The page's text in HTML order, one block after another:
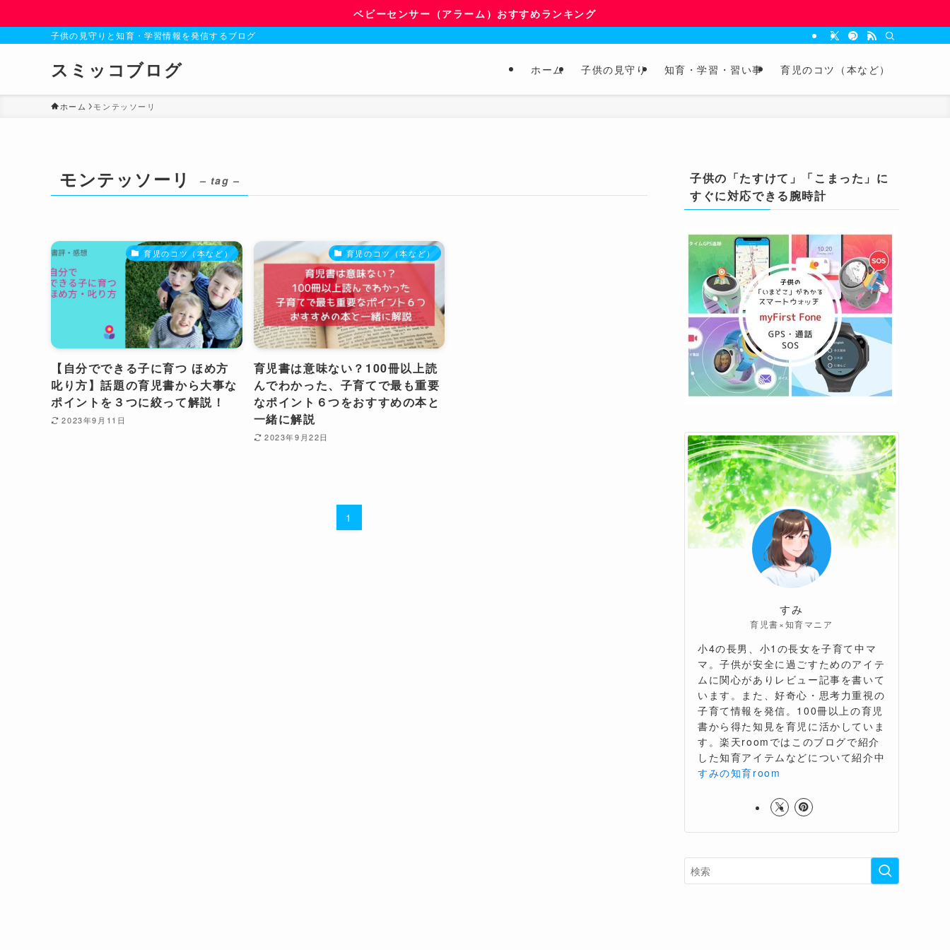
ベビーセンサー（アラーム）おすすめランキング
子供の見守りと知育・学習情報を発信するブログ
スミッコブログ ホーム 子供の見守り 知育・学習・習い事 育児のコツ（本など）
ホーム モンテッソーリ
モンテッソーリ – tag –
育児のコツ（本など）
【自分でできる子に育つ ほめ方
叱り方】話題の育児書から大事な
ポイントを３つに絞って解説！
2023年9月11日
育児のコツ（本など）
育児書は意味ない？100冊以上読
んでわかった、子育てで最も重要
なポイント６つをおすすめの本と
一緒に解説
2023年9月22日
1
子供の「たすけて」「こまった」に
すぐに対応できる腕時計
すみ
育児書×知育マニア
小4の長男、小1の長女を子育て中マ
マ。子供が安全に過ごすためのアイテ
ムに関心がありレビュー記事を書いて
います。また、好奇心・思考力重視の
子育て情報を発信。100冊以上の育児
書から得た知見を育児に活かしていま
す。楽天roomではこのブログで紹介
した知育アイテムなどについて紹介中
すみの知育room